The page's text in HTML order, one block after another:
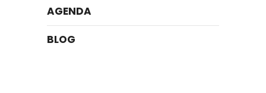
AGENDA
BLOG